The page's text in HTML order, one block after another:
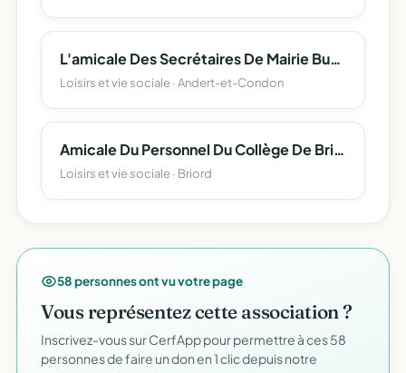
L'amicale Des Secrétaires De Mairie Bugey Sud (Communes Moins De 3500 Habitants)
Loisirs et vie sociale · Andert-et-Condon
Amicale Du Personnel Du Collège De Briord
Loisirs et vie sociale · Briord
58 personnes ont vu votre page
Vous représentez cette association ?
Inscrivez-vous sur CerfApp pour permettre à ces 58
personnes de faire un don en 1 clic depuis notre